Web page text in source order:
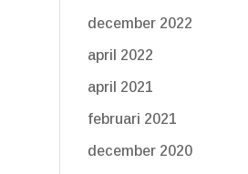
december 2022
april 2022
april 2021
februari 2021
december 2020